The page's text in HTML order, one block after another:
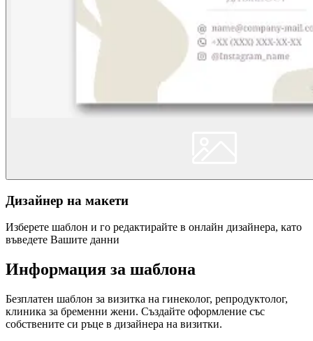
Дизайнер на макети
Изберете шаблон и го редактирайте в онлайн дизайнера, като
въведете Вашите данни
Информация за шаблона
Безплатен шаблон за визитка на гинеколог, репродуктолог,
клиника за бременни жени. Създайте оформление със
собствените си ръце в дизайнера на визитки.